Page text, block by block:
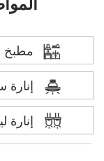
مطبخ
إنارة
إنارة